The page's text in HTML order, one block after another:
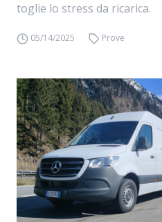
toglie lo stress da ricarica.
05/14/2025 Prove